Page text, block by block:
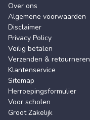
Over ons
Algemene voorwaarden
Disclaimer
Privacy Policy
Veilig betalen
Verzenden & retourneren
Klantenservice
Sitemap
Herroepingsformulier
Voor scholen
Groot Zakelijk